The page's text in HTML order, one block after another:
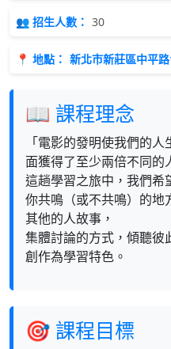
👥 招生人數： 30
📍 地點： 新北市新莊區中平
📖 課程理念
「電影的發明使我們的
面獲得了至少兩倍不同的
這趟學習之旅中，我們希
你共鳴（或不共鳴）的地
其他的人故事，
集體討論的方式，傾聽彼
創作為學習特色。
🎯 課程目標